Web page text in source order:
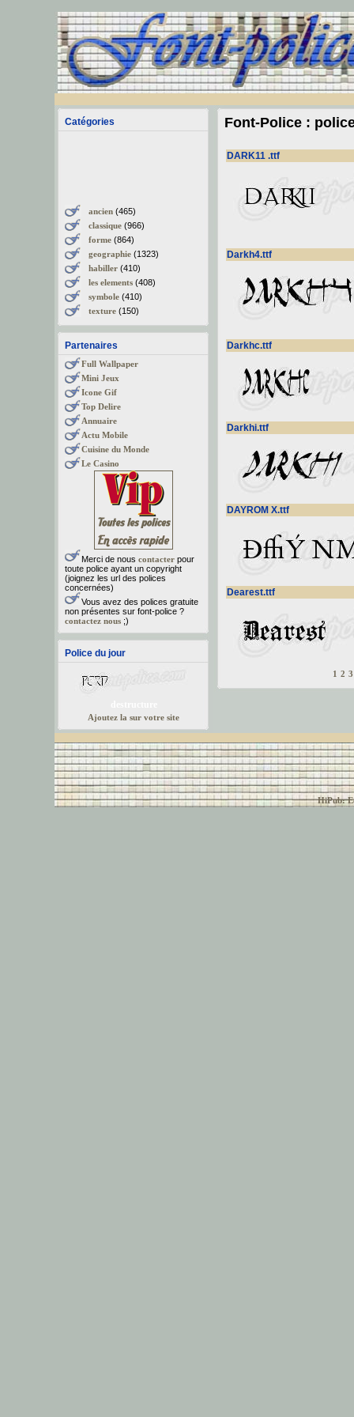
Catégories
ancien(465)
classique(966)
forme(864)
geographie(1323)
habiller(410)
les elements(408)
symbole(410)
texture(150)
Partenaires
Full Wallpaper
Mini Jeux
Icone Gif
Top Delire
Annuaire
Actu Mobile
Cuisine du Monde
Le Casino
Merci de nous contacterpour
toute police ayant un copyright
(joignez les url des polices
concernées)
Vous avez des polices gratuite
non présentes sur font-police ?
contactez nous;)
Police du jour
Ajoutez la sur votre site
Font-Police :
DARK11 .ttf
Darkh4.ttf
Darkhc.ttf
Darkhi.ttf
DAYROM X.ttf
Dearest.ttf
1 2 3
HiPub: